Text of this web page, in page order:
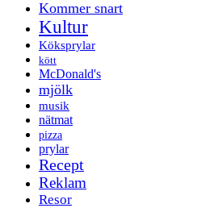
Kommer snart
Kultur
Köksprylar
kött
McDonald's
mjölk
musik
nätmat
pizza
prylar
Recept
Reklam
Resor